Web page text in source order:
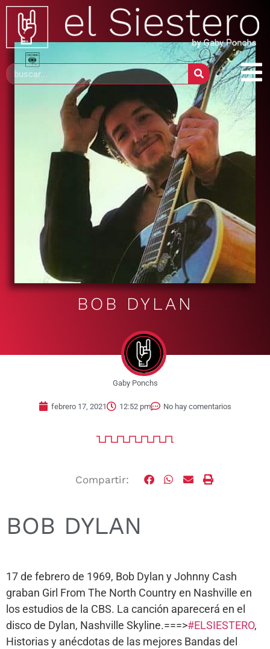
BOB DYLAN
Gaby Ponchs
febrero 17, 2021 12:52 pm No hay comentarios
Compartir:
BOB DYLAN
17 de febrero de 1969, Bob Dylan y Johnny Cash
graban Girl From The North Country en Nashville en
los estudios de la CBS. La canción aparecerá en el
disco de Dylan, Nashville Skyline.===>#ELSIESTERO,
Historias y anécdotas de las mejores Bandas del